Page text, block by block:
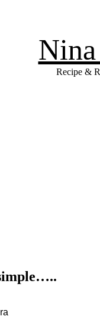
Recipe &